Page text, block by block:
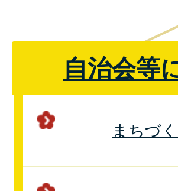
自治会等
まちづ